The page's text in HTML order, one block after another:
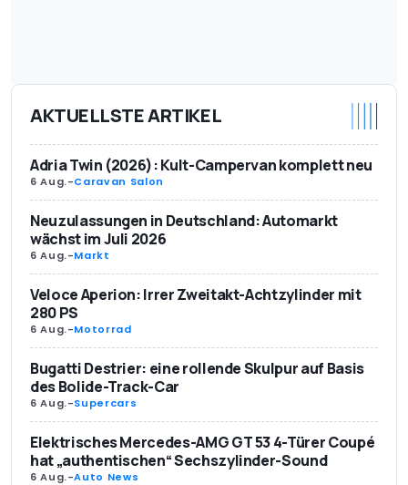
AKTUELLSTE ARTIKEL
Adria Twin (2026): Kult-Campervan komplett neu
6 Aug.-Caravan Salon
Neuzulassungen in Deutschland: Automarkt
wächst im Juli 2026
6 Aug.-Markt
Veloce Aperion: Irrer Zweitakt-Achtzylinder mit
280 PS
6 Aug.-Motorrad
Bugatti Destrier: eine rollende Skulpur auf Basis
des Bolide-Track-Car
6 Aug.-Supercars
Elektrisches Mercedes-AMG GT 53 4-Türer Coupé
hat „authentischen“ Sechszylinder-Sound
6 Aug.-Auto News